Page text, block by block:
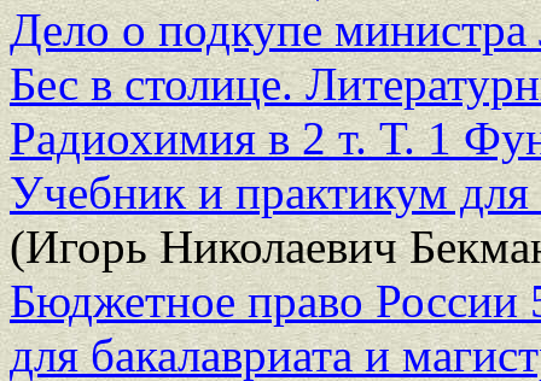
Дело о подкупе
Бес в столице.
Радиохимия в 2 т. Т. 1
Учебник и практикум для
(Игорь Николаевич
Бюджетное право России
для бакалавриата и